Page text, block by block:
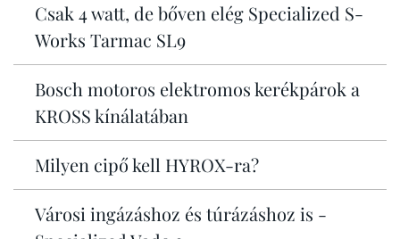
Csak 4 watt, de bőven elég Specialized S-
Works Tarmac SL9
Bosch motoros elektromos kerékpárok a
KROSS kínálatában
Milyen cipő kell HYROX-ra?
Városi ingázáshoz és túrázáshoz is -